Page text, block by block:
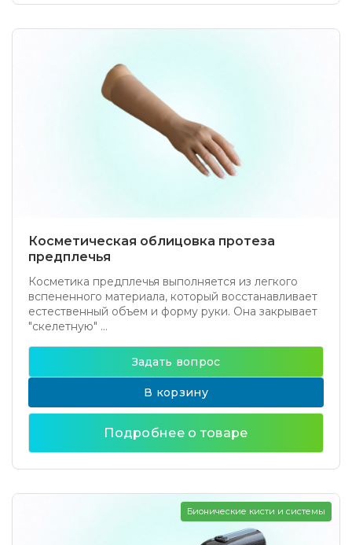
Косметическая облицовка протеза
предплечья
Косметика предплечья выполняется из легкого
вспененного материала, который восстанавливает
естественный объем и форму руки. Она закрывает
"скелетную" ...
Задать вопрос
В корзину
Подробнее о товаре
Бионические кисти и системы